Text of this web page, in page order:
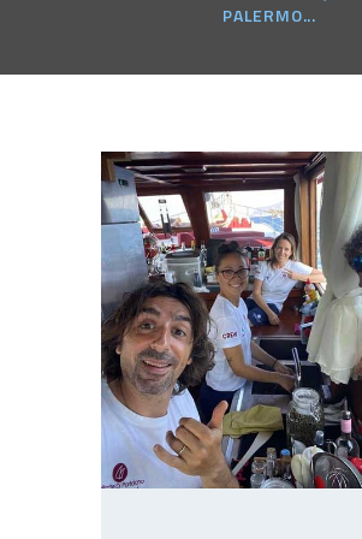
PALERMO...